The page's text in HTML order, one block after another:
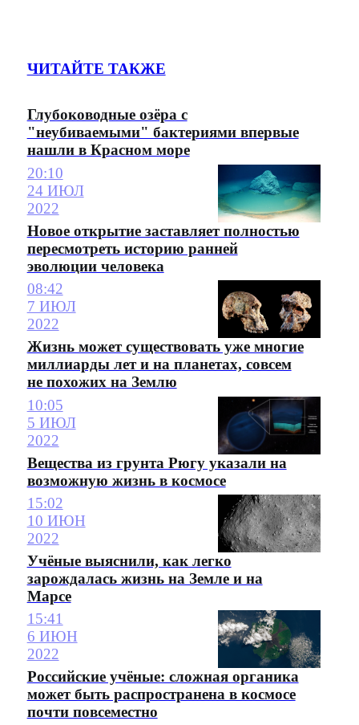
ЧИТАЙТЕ ТАКЖЕ
Глубоководные озёра с
"неубиваемыми" бактериями впервые
нашли в Красном море
20:10
24 ИЮЛ
2022
Новое открытие заставляет полностью
пересмотреть историю ранней
эволюции человека
08:42
7 ИЮЛ
2022
Жизнь может существовать уже многие
миллиарды лет и на планетах, совсем
не похожих на Землю
10:05
5 ИЮЛ
2022
Вещества из грунта Рюгу указали на
возможную жизнь в космосе
15:02
10 ИЮН
2022
Учёные выяснили, как легко
зарождалась жизнь на Земле и на
Марсе
15:41
6 ИЮН
2022
Российские учёные: сложная органика
может быть распространена в космосе
почти повсеместно